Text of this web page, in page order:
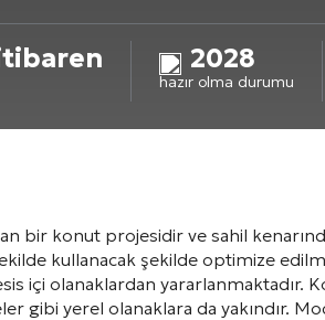
2028
hazır olma durumu
bir konut projesidir ve sahil
kullanacak şekilde optimize
içi olanaklardan yararlanmaktadır.
yerel olanaklara da yakındır.